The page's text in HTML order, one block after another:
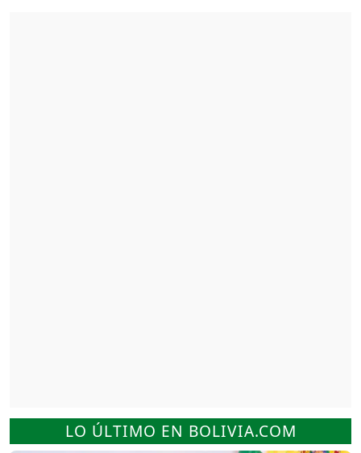
LO ÚLTIMO EN BOLIVIA.COM